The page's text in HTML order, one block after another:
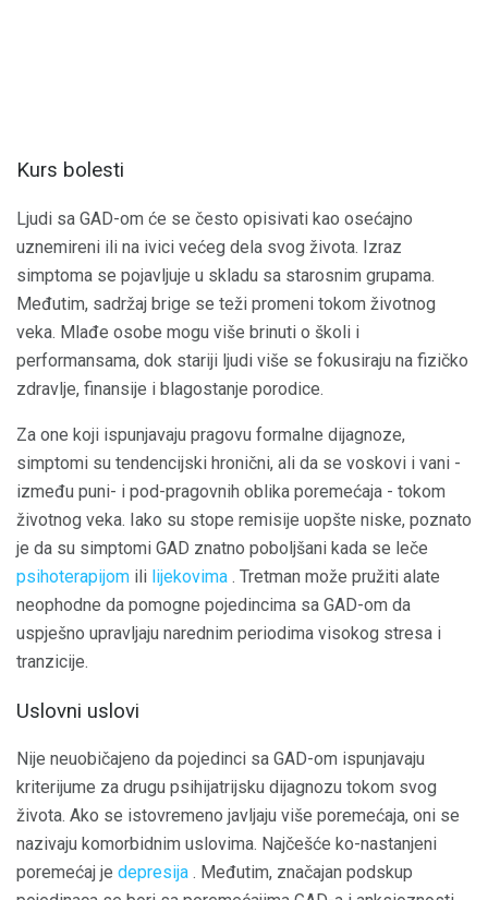
Kurs bolesti
Ljudi sa GAD-om će se često opisivati ​​kao osećajno
uznemireni ili na ivici većeg dela svog života. Izraz
simptoma se pojavljuje u skladu sa starosnim grupama.
Međutim, sadržaj brige se teži promeni tokom životnog
veka. Mlađe osobe mogu više brinuti o školi i
performansama, dok stariji ljudi više se fokusiraju na fizičko
zdravlje, finansije i blagostanje porodice.
Za one koji ispunjavaju pragovu formalne dijagnoze,
simptomi su tendencijski hronični, ali da se voskovi i vani -
između puni- i pod-pragovnih oblika poremećaja - tokom
životnog veka. Iako su stope remisije uopšte niske, poznato
je da su simptomi GAD znatno poboljšani kada se leče
psihoterapijom ili lijekovima . Tretman može pružiti alate
neophodne da pomogne pojedincima sa GAD-om da
uspješno upravljaju narednim periodima visokog stresa i
tranzicije.
Uslovni uslovi
Nije neuobičajeno da pojedinci sa GAD-om ispunjavaju
kriterijume za drugu psihijatrijsku dijagnozu tokom svog
života. Ako se istovremeno javljaju više poremećaja, oni se
nazivaju komorbidnim uslovima. Najčešće ko-nastanjeni
poremećaj je depresija . Međutim, značajan podskup